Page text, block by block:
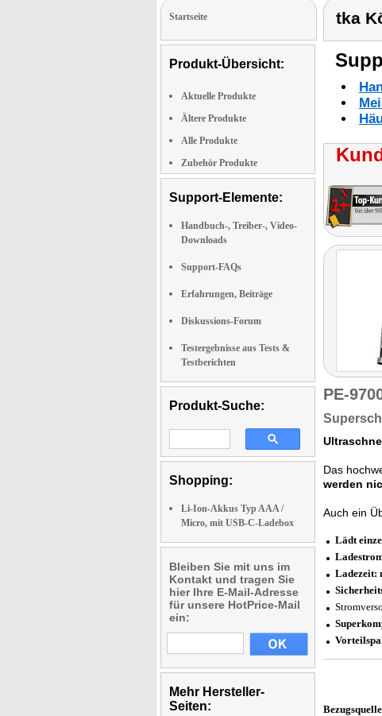
Startseite
Produkt-Übersicht:
Aktuelle Produkte
Ältere Produkte
Alle Produkte
Zubehör Produkte
Support-Elemente:
Handbuch-, Treiber-, Video-
Downloads
Support-FAQs
Erfahrungen, Beiträge
Diskussions-Forum
Testergebnisse aus Tests &
Testberichten
Produkt-Suche:
Shopping:
Li-Ion-Akkus Typ AAA /
Micro, mit USB-C-Ladebox
Bleiben Sie mit uns im
Kontakt und tragen Sie
hier Ihre E-Mail-Adresse
für unsere HotPrice-Mail
ein:
Mehr Hersteller-
Seiten:
tka
PE-
Das
werden
Auch ein
Lädt
Ladezeit:
Bezugsquelle